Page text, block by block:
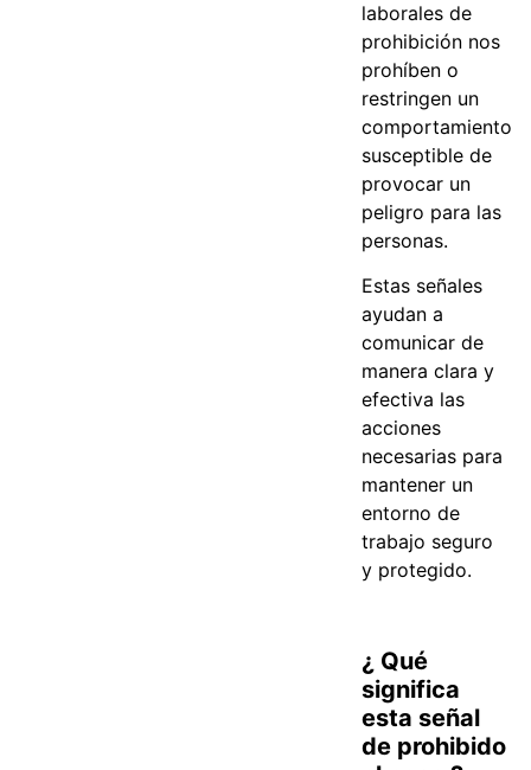
laborales de
prohibición nos
prohíben o
restringen un
comportamiento
susceptible de
provocar un
peligro para las
personas.
Estas señales
ayudan a
comunicar de
manera clara y
efectiva las
acciones
necesarias para
mantener un
entorno de
trabajo seguro
y protegido.
¿ Qué
significa
esta señal
de prohibido